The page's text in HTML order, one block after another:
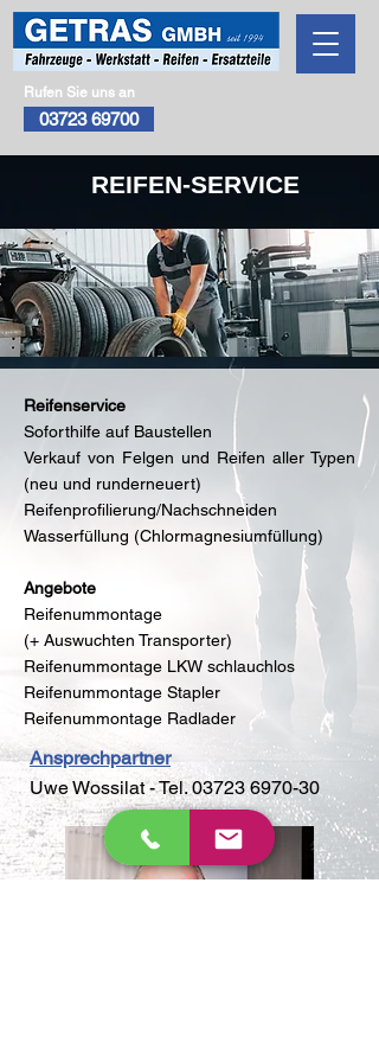
03723 69700
Rufen Sie uns an
REIFEN-SERVICE
Reifenservice
Soforthilfe auf Baustellen
Verkauf von Felgen und Reifen aller Typen
(neu und runderneuert)
Reifenprofilierung/Nachschneiden
Wasserfüllung (Chlormagnesiumfüllung)
Angebote
Reifenummontage
(+ Auswuchten Transporter)
Reifenummontage LKW schlauchlos
Reifenummontage Stapler
Reifenummontage Radlader
Ansprechpartner
Uwe Wossilat - Tel.03723 6970-30